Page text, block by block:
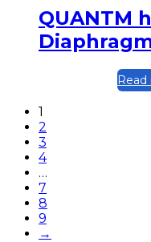
QUANTM
1
2
3
4
…
7
8
9
→